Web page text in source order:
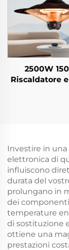
2500W
Riscaldatore
Investire in
elettronica di
influiscono
durata del
prolungano in
dei
temperature
di sostituzione
ottiene una
prestazioni